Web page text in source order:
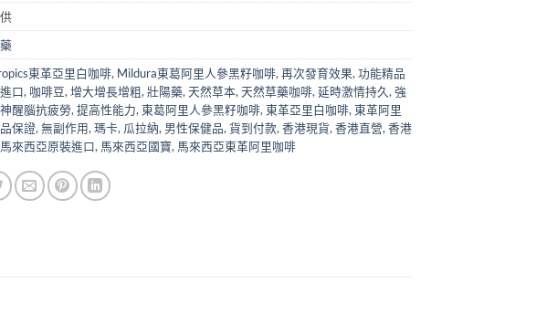
東革亞里白咖啡, Mildura東葛阿里人參黑籽咖啡, 再次發育效果, 功能精品
口, 咖啡豆, 增大增長增粗, 壯陽藥, 天然草本, 天然草藥咖啡, 延時激情持久, 強
醒腦抗疲勞, 提高性能力, 東葛阿里人參黑籽咖啡, 東革亞里白咖啡, 東革阿里
保證, 無副作用, 瑪卡, 瓜拉納, 男性保健品, 貨到付款, 香港現貨, 香港直營, 香港
馬來西亞原裝進口, 馬來西亞國寶, 馬來西亞東革阿里咖啡